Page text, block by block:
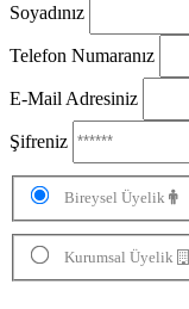
Soyadınız
Telefon Numaranız
E-Mail Adresiniz
Şifreniz
Bireysel Üyelik
Kurumsal Üyelik